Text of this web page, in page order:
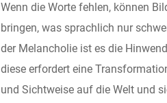
Wenn die Worte fehlen, können
bringen, was sprachlich nur
der Melancholie ist es die
diese erfordert eine
und Sichtweise auf die Welt und